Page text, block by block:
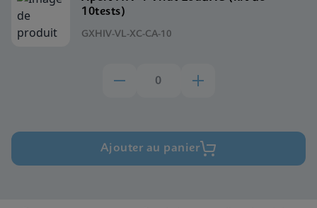
10tests)
GXHIV-VL-XC-CA-10
Ajouter au panier